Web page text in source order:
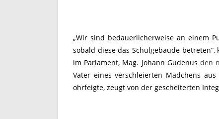
„Wir sind bedauerlicherweise an einem
sobald diese das Schulgebäude
im Parlament, Mag. Johann Gudenusden
Vater eines verschleierten Mädchens
ohrfeigte, zeugt von der gescheiterten